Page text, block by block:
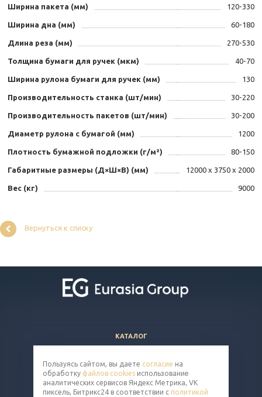
Ширина пакета (мм) 120-330
Ширина дна (мм) 60-180
Длина реза (мм) 270-530
Толщина бумаги для ручек (мкм) 40-70
Ширина рулона бумаги для ручек (мм) 130
Производительность станка (шт/мин) 30-220
Производительность пакетов (шт/мин) 30-200
Диаметр рулона с бумагой (мм) 1200
Плотность бумажной подложки (г/м²) 80-150
Габаритные размеры (Д×Ш×В) (мм) 12000 x 3750 x 2000
Вес (кг) 9000
Вернуться к списку
КАТАЛОГ
КОМПАНИЯ
КОНТАКТЫ
Пользуясь сайтом, вы даете согласие на
обработку файлов cookies использование
аналитических сервисов Яндекс Метрика, VK
пиксель, Битрикс24 в соответствии с политикой